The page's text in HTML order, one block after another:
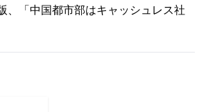
、「中国都市部はキャッシュレス社